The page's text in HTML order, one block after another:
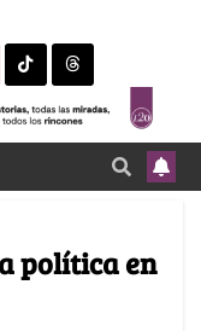
política en